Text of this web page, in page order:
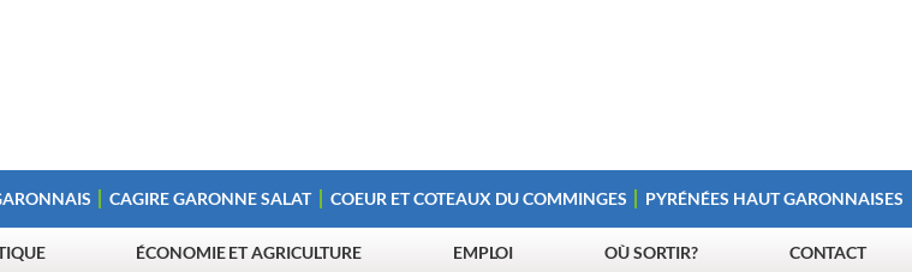
CAGIRE GARONNE SALAT COEUR ET COTEAUX DU COMMINGES PYRÉNÉES HAUT GARONNAISES
ÉCONOMIE ET AGRICULTURE EMPLOI OÙ SORTIR? CONTACT